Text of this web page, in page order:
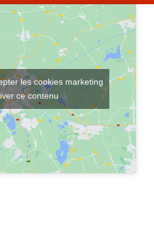
les cookies marketing
ce contenu